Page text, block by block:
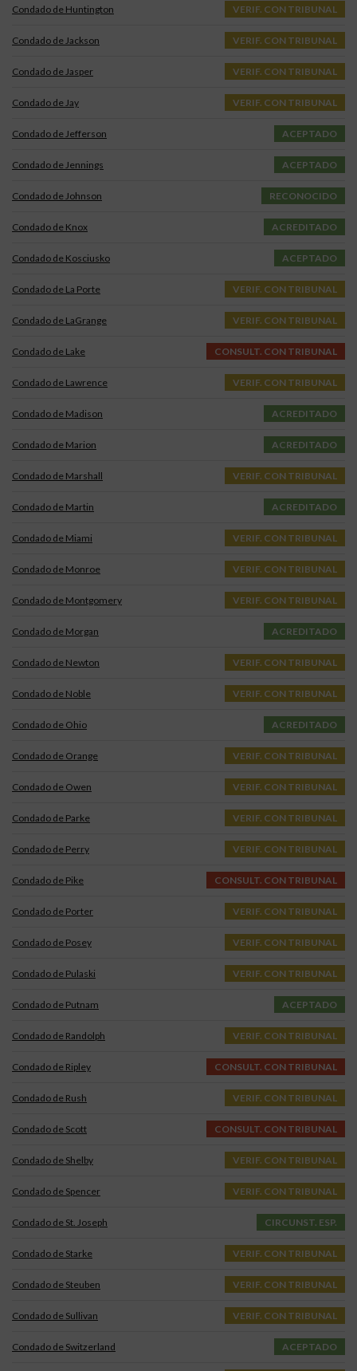
Condado de Huntington VERIF. CON TRIBUNAL
Condado de Jackson VERIF. CON TRIBUNAL
Condado de Jasper VERIF. CON TRIBUNAL
Condado de Jay VERIF. CON TRIBUNAL
Condado de Jefferson ACEPTADO
Condado de Jennings ACEPTADO
Condado de Johnson RECONOCIDO
Condado de Knox ACREDITADO
Condado de Kosciusko ACEPTADO
Condado de La Porte VERIF. CON TRIBUNAL
Condado de LaGrange VERIF. CON TRIBUNAL
Condado de Lake CONSULT. CON TRIBUNAL
Condado de Lawrence VERIF. CON TRIBUNAL
Condado de Madison ACREDITADO
Condado de Marion ACREDITADO
Condado de Marshall VERIF. CON TRIBUNAL
Condado de Martin ACREDITADO
Condado de Miami VERIF. CON TRIBUNAL
Condado de Monroe VERIF. CON TRIBUNAL
Condado de Montgomery VERIF. CON TRIBUNAL
Condado de Morgan ACREDITADO
Condado de Newton VERIF. CON TRIBUNAL
Condado de Noble VERIF. CON TRIBUNAL
Condado de Ohio ACREDITADO
Condado de Orange VERIF. CON TRIBUNAL
Condado de Owen VERIF. CON TRIBUNAL
Condado de Parke VERIF. CON TRIBUNAL
Condado de Perry VERIF. CON TRIBUNAL
Condado de Pike CONSULT. CON TRIBUNAL
Condado de Porter VERIF. CON TRIBUNAL
Condado de Posey VERIF. CON TRIBUNAL
Condado de Pulaski VERIF. CON TRIBUNAL
Condado de Putnam ACEPTADO
Condado de Randolph VERIF. CON TRIBUNAL
Condado de Ripley CONSULT. CON TRIBUNAL
Condado de Rush VERIF. CON TRIBUNAL
Condado de Scott CONSULT. CON TRIBUNAL
Condado de Shelby VERIF. CON TRIBUNAL
Condado de Spencer VERIF. CON TRIBUNAL
Condado de St. Joseph CIRCUNST. ESP.
Condado de Starke VERIF. CON TRIBUNAL
Condado de Steuben VERIF. CON TRIBUNAL
Condado de Sullivan VERIF. CON TRIBUNAL
Condado de Switzerland ACEPTADO